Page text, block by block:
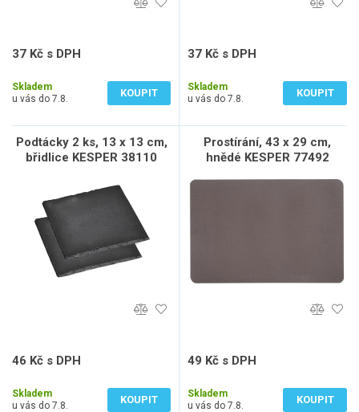
37 Kč s DPH
Skladem
u vás do 7.8.
KOUPIT
37 Kč s DPH
Skladem
u vás do 7.8.
KOUPIT
Podtácky 2 ks, 13 x 13 cm,
břidlice KESPER 38110
46 Kč s DPH
Skladem
u vás do 7.8.
KOUPIT
Prostírání, 43 x 29 cm,
hnědé KESPER 77492
49 Kč s DPH
Skladem
u vás do 7.8.
KOUPIT